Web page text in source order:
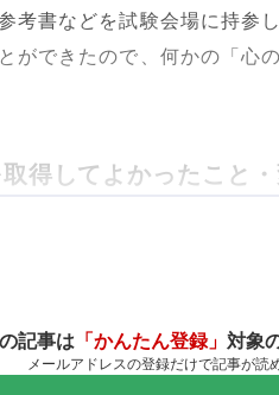
考書などを試験会場に持参
ができたので、何かの「心
得してよかったこと
記事は 「かんたん登録」 対象
メールアドレスの登録だけで記事が読